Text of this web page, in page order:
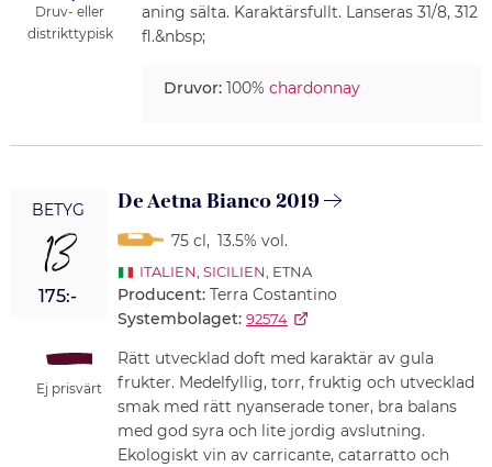
Druv- eller
distrikttypisk
aning sälta. Karaktärsfullt. Lanseras 31/8, 312
fl.&nbsp;
Druvor:100% chardonnay
BETYG
13
175:-
Ej prisvärt
De Aetna Bianco 2019
75 cl, 13.5% vol.
ITALIEN SICILIEN , ETNA
Producent: Terra Costantino
Systembolaget: 92574
Rätt utvecklad doft med karaktär av gula
frukter. Medelfyllig, torr, fruktig och utvecklad
smak med rätt nyanserade toner, bra balans
med god syra och lite jordig avslutning.
Ekologiskt vin av carricante, catarratto och